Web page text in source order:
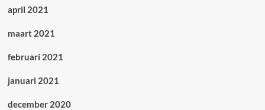
april 2021
maart 2021
februari 2021
januari 2021
december 2020